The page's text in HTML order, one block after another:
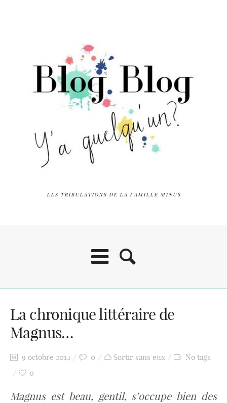
LES TRIBULATIONS DE LA FAMILLE MINUS
La chronique littéraire de
Magnus…
9 octobre 2014 0 Sortir sans eux
No tags
0
Magnus est beau, gentil, s’occupe bien des